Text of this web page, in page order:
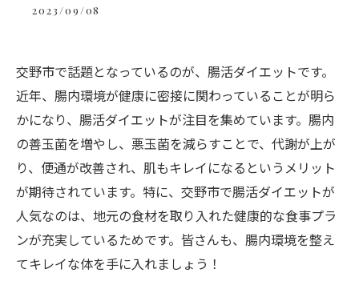
2023/09/08
交野市で話題となっているのが、腸活ダイエットです。
近年、腸内環境が健康に密接に関わっていることが明ら
かになり、腸活ダイエットが注目を集めています。腸内
の善玉菌を増やし、悪玉菌を減らすことで、代謝が上が
り、便通が改善され、肌もキレイになるというメリット
が期待されています。特に、交野市で腸活ダイエットが
人気なのは、地元の食材を取り入れた健康的な食事プラ
ンが充実しているためです。皆さんも、腸内環境を整え
てキレイな体を手に入れましょう！